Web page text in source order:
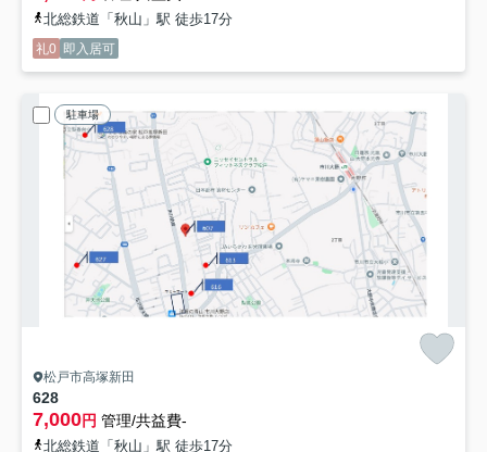
北総鉄道「秋山」駅 徒歩17分
礼0 即入居可
駐車場
松戸市高塚新田
628
7,000円 管理/共益費-
北総鉄道「秋山」駅 徒歩17分